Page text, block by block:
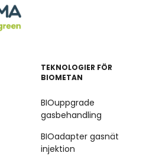
TEKNOLOGIER FÖR
BIOMETAN
BIOuppgrade
gasbehandling
BIOadapter gasnät
injektion